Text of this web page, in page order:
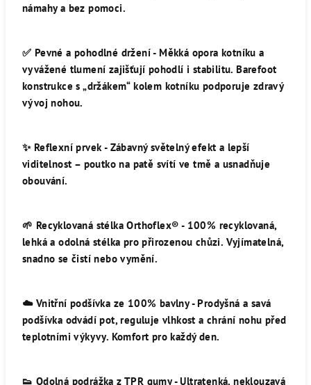
námahy a bez pomoci.
✅ Pevné a pohodlné držení - Měkká opora kotníku a
vyvážené tlumení zajišťují pohodlí i stabilitu. Barefoot
konstrukce s „držákem“ kolem kotníku podporuje zdravý
vývoj nohou.
✨ Reflexní prvek - Zábavný světelný efekt a lepší
viditelnost – poutko na patě svítí ve tmě a usnadňuje
obouvání.
🌱 Recyklovaná stélka Orthoflex® - 100% recyklovaná,
lehká a odolná stélka pro přirozenou chůzi. Vyjímatelná,
snadno se čistí nebo vymění.
☁️ Vnitřní podšívka ze 100% bavlny - Prodyšná a savá
podšívka odvádí pot, reguluje vlhkost a chrání nohu před
teplotními výkyvy. Komfort pro každý den.
👟 Odolná podrážka z TPR gumy -Ultratenká, neklouzavá